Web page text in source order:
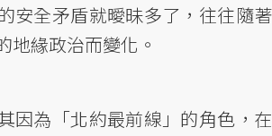
安全矛盾就曖昧多了，往往隨著
地緣政治而變化。
因為「北約最前線」的角色，在